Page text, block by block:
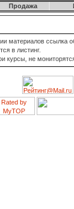
Продажа
материалов ссылка
в листинг.
курсы, не